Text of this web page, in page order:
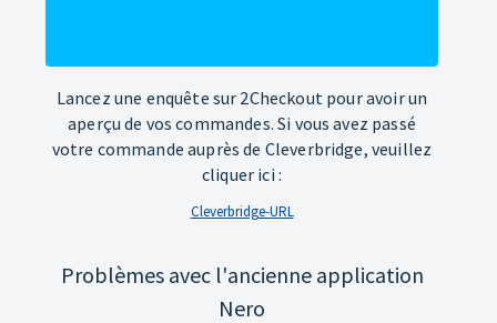
Lancez une enquête sur 2Checkout pour avoir un
aperçu de vos commandes. Si vous avez passé
votre commande auprès de Cleverbridge, veuillez
cliquer ici :
Cleverbridge-URL
Problèmes avec l'ancienne application
Nero